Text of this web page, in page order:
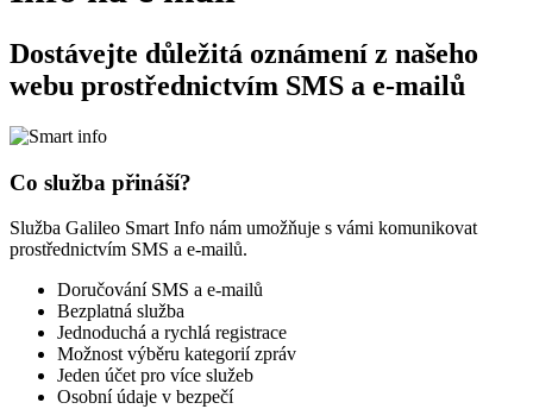
Dostávejte důležitá oznámení z našeho
webu prostřednictvím SMS a e-mailů
Co služba přináší?
Služba Galileo Smart Info nám umožňuje s vámi komunikovat
prostřednictvím SMS a e-mailů.
Doručování SMS a e-mailů
Bezplatná služba
Jednoduchá a rychlá registrace
Možnost výběru kategorií zpráv
Jeden účet pro více služeb
Osobní údaje v bezpečí